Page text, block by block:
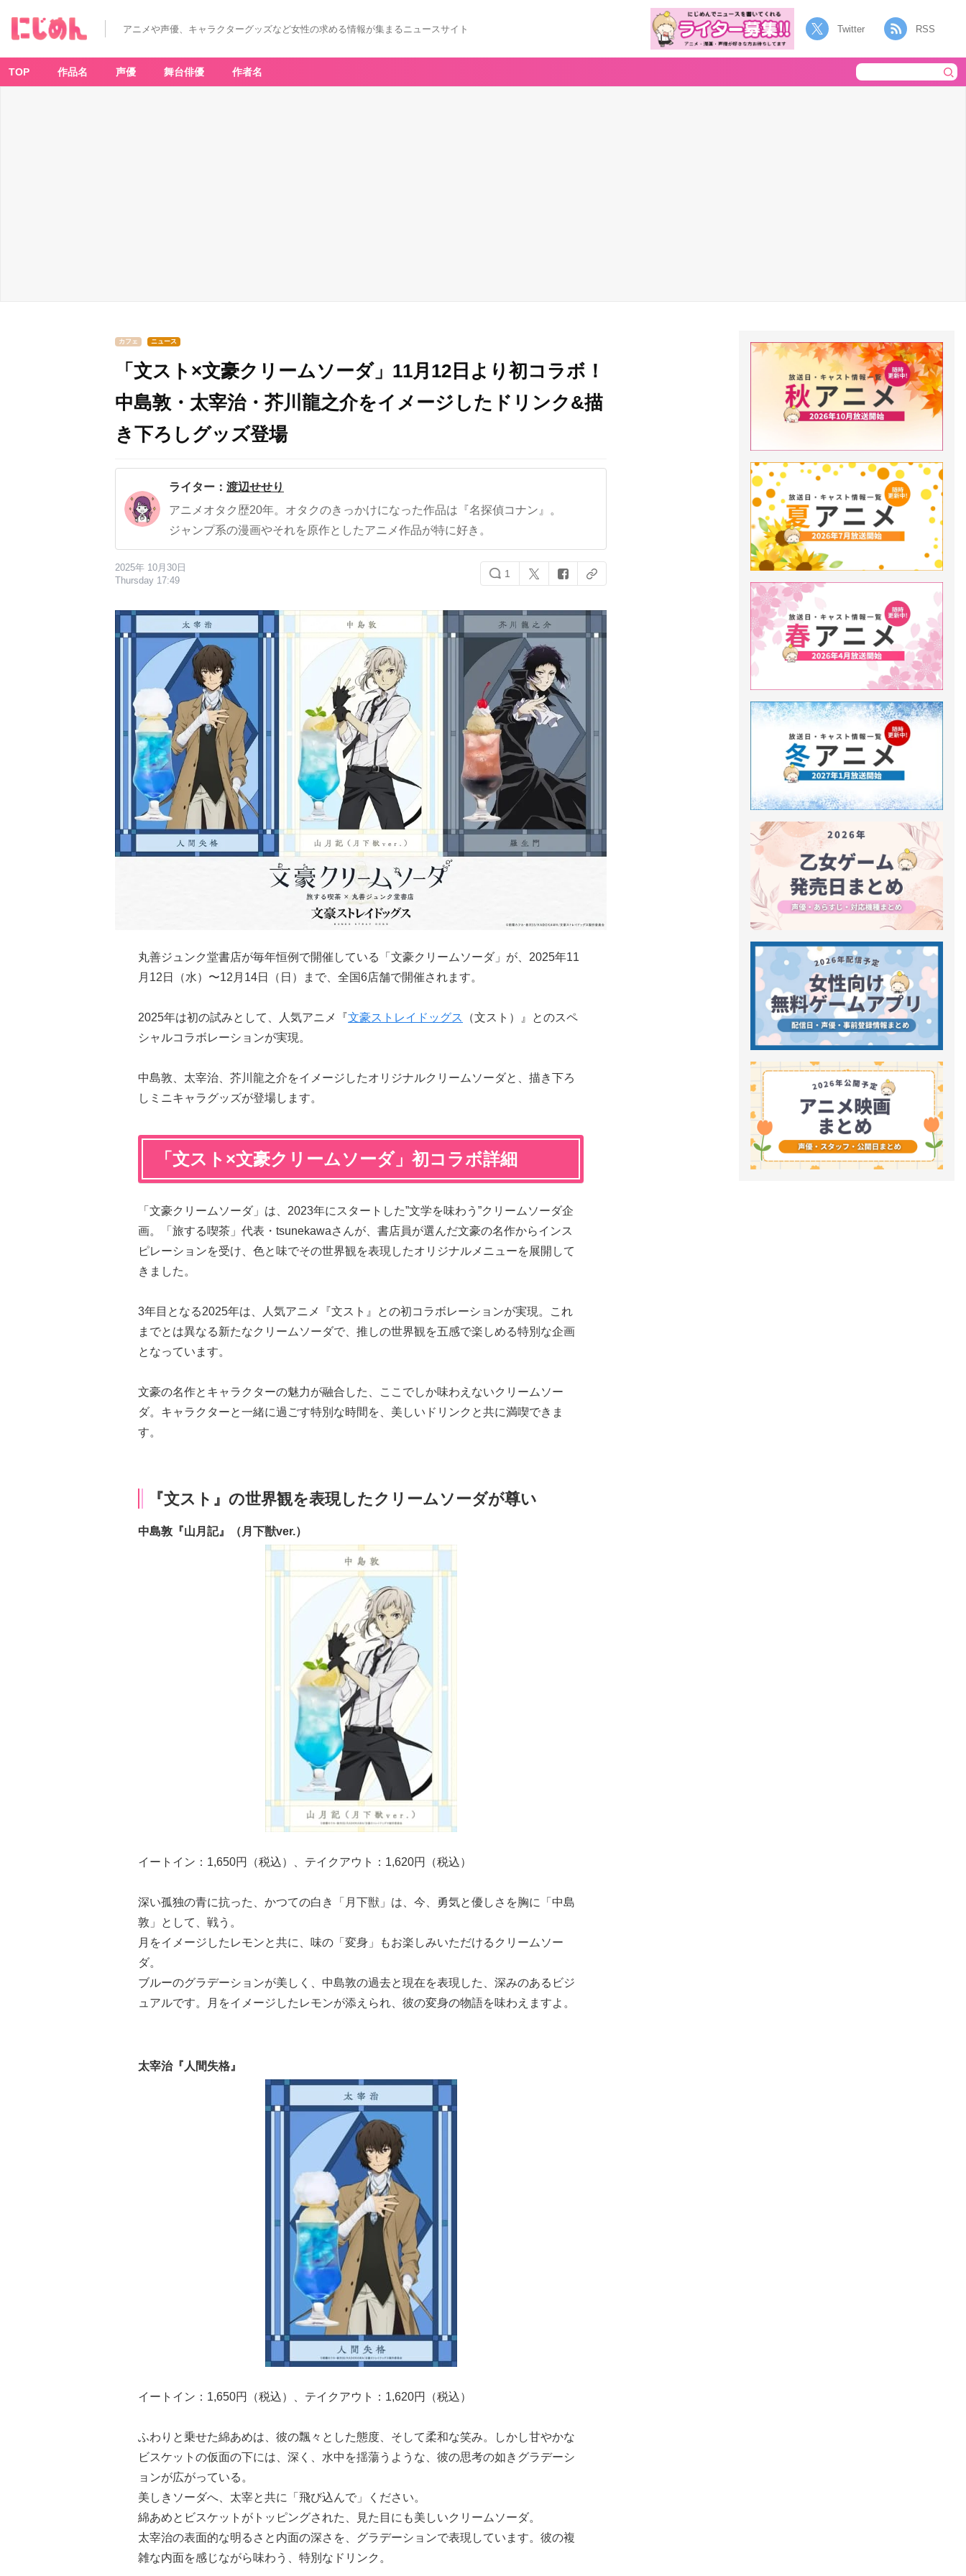
アニメや声優、キャラクターグッズなど女性の求める情報が集まるニュースサイト Twitter RSS
TOP 作品名 声優 舞台俳優 作者名
カフェ ニュース
「文スト×文豪クリームソーダ」11月12日より初コラボ！
中島敦・太宰治・芥川龍之介をイメージしたドリンク&描
き下ろしグッズ登場
ライター： 渡辺せせり
アニメオタク歴20年。オタクのきっかけになった作品は『名探偵コナン』。
ジャンプ系の漫画やそれを原作としたアニメ作品が特に好き。
2025年 10月30日
Thursday 17:49
1
丸善ジュンク堂書店が毎年恒例で開催している「文豪クリームソーダ」が、2025年11
月12日（水）〜12月14日（日）まで、全国6店舗で開催されます。
2025年は初の試みとして、人気アニメ『文豪ストレイドッグス
（文スト）』とのスペ
シャルコラボレーションが実現。
中島敦、太宰治、芥川龍之介をイメージしたオリジナルクリームソーダと、描き下ろ
しミニキャラグッズが登場します。
「文スト×文豪クリームソーダ」初コラボ詳細
「文豪クリームソーダ」は、2023年にスタートした”文学を味わう”クリームソーダ企
画。「旅する喫茶」代表・tsunekawaさんが、書店員が選んだ文豪の名作からインス
ピレーションを受け、色と味でその世界観を表現したオリジナルメニューを展開して
きました。
3年目となる2025年は、人気アニメ『文スト』との初コラボレーションが実現。これ
までとは異なる新たなクリームソーダで、推しの世界観を五感で楽しめる特別な企画
となっています。
文豪の名作とキャラクターの魅力が融合した、ここでしか味わえないクリームソー
ダ。キャラクターと一緒に過ごす特別な時間を、美しいドリンクと共に満喫できま
す。
『文スト』の世界観を表現したクリームソーダが尊い
中島敦『山月記』（月下獣ver.）
イートイン：1,650円（税込）、テイクアウト：1,620円（税込）
深い孤独の青に抗った、かつての白き「月下獣」は、今、勇気と優しさを胸に「中島
敦」として、戦う。
月をイメージしたレモンと共に、味の「変身」もお楽しみいただけるクリームソー
ダ。
ブルーのグラデーションが美しく、中島敦の過去と現在を表現した、深みのあるビジ
ュアルです。月をイメージしたレモンが添えられ、彼の変身の物語を味わえますよ。
太宰治『人間失格』
イートイン：1,650円（税込）、テイクアウト：1,620円（税込）
ふわりと乗せた綿あめは、彼の飄々とした態度、そして柔和な笑み。しかし甘やかな
ビスケットの仮面の下には、深く、水中を揺蕩うような、彼の思考の如きグラデーシ
ョンが広がっている。
美しきソーダへ、太宰と共に「飛び込んで」ください。
綿あめとビスケットがトッピングされた、見た目にも美しいクリームソーダ。
太宰治の表面的な明るさと内面の深さを、グラデーションで表現しています。彼の複
雑な内面を感じながら味わう、特別なドリンク。